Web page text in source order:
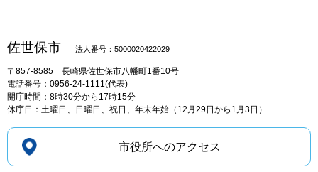
佐世保市 法人番号：5000020422029
〒857-8585 長崎県佐世保市八幡町1番10号
電話番号：0956-24-1111(代表)
開庁時間：8時30分から17時15分
休庁日：土曜日、日曜日、祝日、年末年始（12月29日から1月3日）
市役所へのアクセス